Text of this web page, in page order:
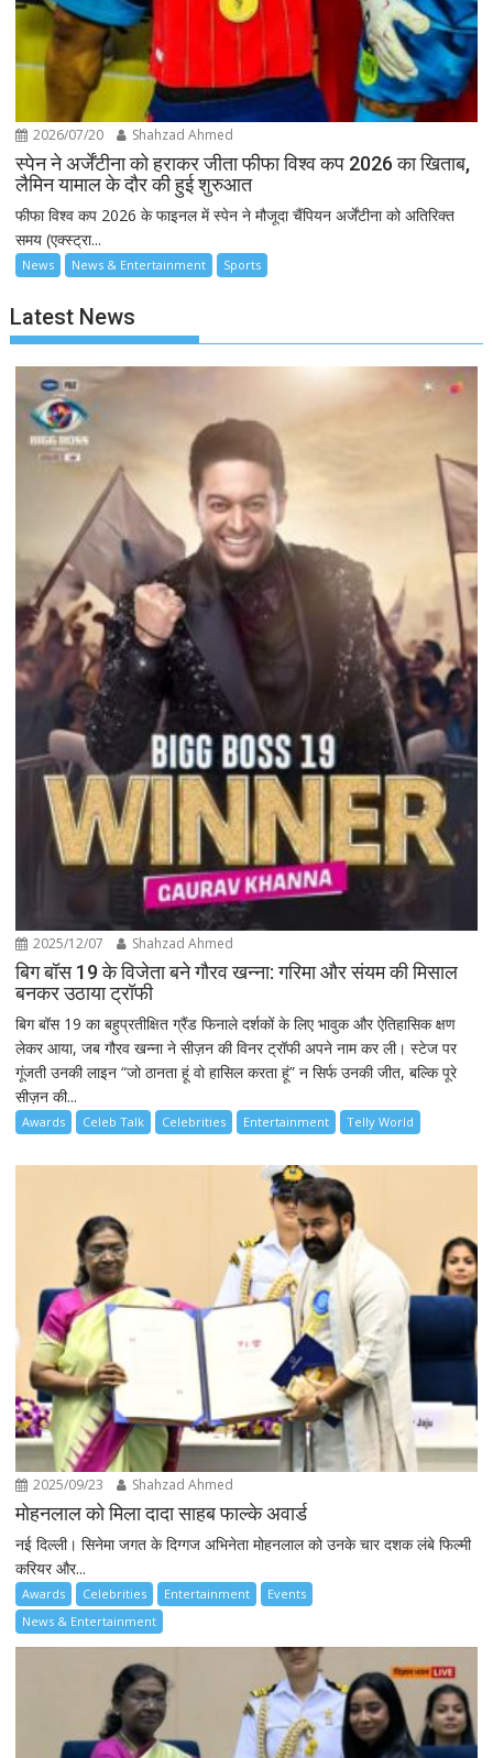
2026/07/20 Shahzad Ahmed
स्पेन ने अर्जेंटीना को हराकर जीता फीफा विश्व कप 2026 का खिताब,
लैमिन यामाल के दौर की हुई शुरुआत
फीफा विश्व कप 2026 के फाइनल में स्पेन ने मौजूदा चैंपियन अर्जेंटीना को अतिरिक्त
समय (एक्स्ट्रा...
News News & Entertainment Sports
Latest News
2025/12/07 Shahzad Ahmed
बिग बॉस 19 के विजेता बने गौरव खन्ना: गरिमा और संयम की मिसाल
बनकर उठाया ट्रॉफी
बिग बॉस 19 का बहुप्रतीक्षित ग्रैंड फिनाले दर्शकों के लिए भावुक और ऐतिहासिक क्षण
लेकर आया, जब गौरव खन्ना ने सीज़न की विनर ट्रॉफी अपने नाम कर ली। स्टेज पर
गूंजती उनकी लाइन “जो ठानता हूं वो हासिल करता हूं” न सिर्फ उनकी जीत, बल्कि पूरे
सीज़न की...
Awards Celeb Talk Celebrities Entertainment Telly World
2025/09/23 Shahzad Ahmed
मोहनलाल को मिला दादा साहब फाल्के अवार्ड
नई दिल्ली। सिनेमा जगत के दिग्गज अभिनेता मोहनलाल को उनके चार दशक लंबे फिल्मी
करियर और...
Awards Celebrities Entertainment
Events
News & Entertainment